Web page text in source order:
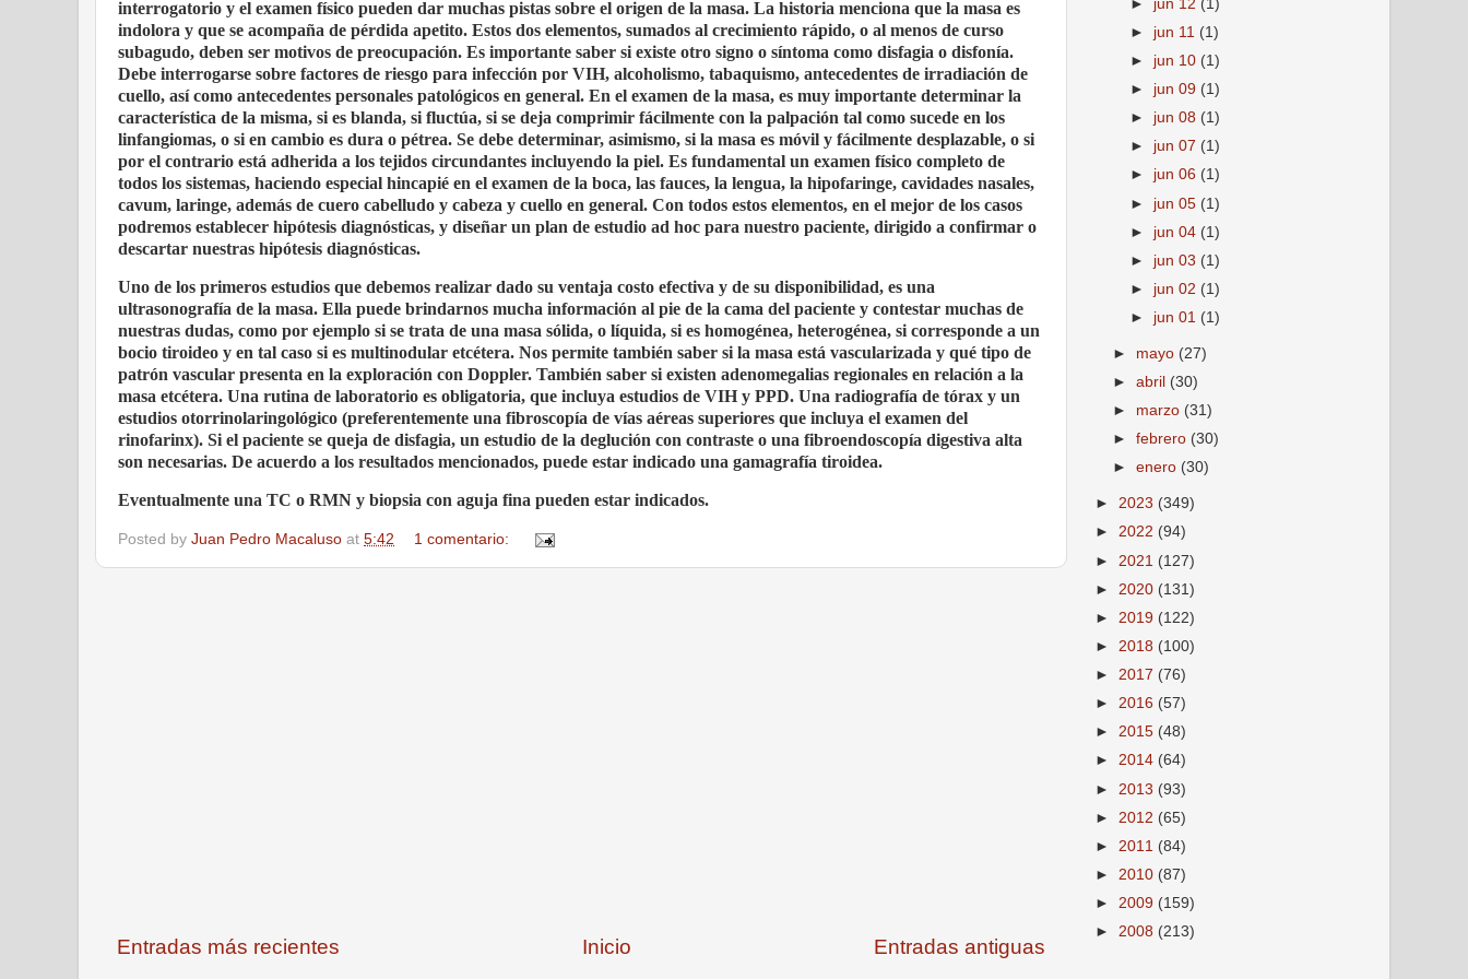
interrogatorio y el examen físico pueden dar muchas pistas sobre el origen de la masa. La historia menciona que la masa es
indolora y que se acompaña de pérdida apetito. Estos dos elementos, sumados al crecimiento rápido, o al menos de curso
subagudo, deben ser motivos de preocupación. Es importante saber si existe otro signo o síntoma como disfagia o disfonía.
Debe interrogarse sobre factores de riesgo para infección por VIH, alcoholismo, tabaquismo, antecedentes de irradiación de
cuello, así como antecedentes personales patológicos en general. En el examen de la masa, es muy importante determinar la
característica de la misma, si es blanda, si fluctúa, si se deja comprimir fácilmente con la palpación tal como sucede en los
linfangiomas, o si en cambio es dura o pétrea. Se debe determinar, asimismo, si la masa es móvil y fácilmente desplazable, o si
por el contrario está adherida a los tejidos circundantes incluyendo la piel. Es fundamental un examen físico completo de
todos los sistemas, haciendo especial hincapié en el examen de la boca, las fauces, la lengua, la hipofaringe, cavidades nasales,
cavum, laringe, además de cuero cabelludo y cabeza y cuello en general. Con todos estos elementos, en el mejor de los casos
podremos establecer hipótesis diagnósticas, y diseñar un plan de estudio ad hoc para nuestro paciente, dirigido a confirmar o
descartar nuestras hipótesis diagnósticas.
Uno de los primeros estudios que debemos realizar dado su ventaja costo efectiva y de su disponibilidad, es una
ultrasonografía de la masa. Ella puede brindarnos mucha información al pie de la cama del paciente y contestar muchas de
nuestras dudas, como por ejemplo si se trata de una masa sólida, o líquida, si es homogénea, heterogénea, si corresponde a un
bocio tiroideo y en tal caso si es multinodular etcétera. Nos permite también saber si la masa está vascularizada y qué tipo de
patrón vascular presenta en la exploración con Doppler. También saber si existen adenomegalias regionales en relación a la
masa etcétera. Una rutina de laboratorio es obligatoria, que incluya estudios de VIH y PPD. Una radiografía de tórax y un
estudios otorrinolaringológico (preferentemente una fibroscopía de vías aéreas superiores que incluya el examen del
rinofarinx). Si el paciente se queja de disfagia, un estudio de la deglución con contraste o una fibroendoscopía digestiva alta
son necesarias. De acuerdo a los resultados mencionados, puede estar indicado una gamagrafía tiroidea.
Eventualmente una TC o RMN y biopsia con aguja fina pueden estar indicados.
Posted by Juan Pedro Macaluso at 5:42 1 comentario:
Entradas más recientes Entradas antiguas
Inicio
► jun 12 (1)
► jun 11 (1)
► jun 10 (1)
► jun 09 (1)
► jun 08 (1)
► jun 07 (1)
► jun 06 (1)
► jun 05 (1)
► jun 04 (1)
► jun 03 (1)
► jun 02 (1)
► jun 01 (1)
► mayo (27)
►abril (30)
► marzo (31)
►febrero (30)
►enero (30)
► 2023 (349)
► 2022 (94)
► 2021 (127)
► 2020 (131)
► 2019 (122)
► 2018 (100)
► 2017 (76)
► 2016 (57)
► 2015 (48)
► 2014 (64)
► 2013 (93)
► 2012 (65)
► 2011 (84)
► 2010 (87)
► 2009 (159)
► 2008 (213)